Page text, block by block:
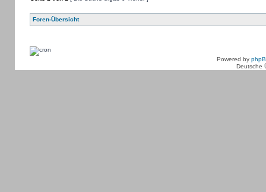
Foren-Übersicht
Powered by
Deutsche